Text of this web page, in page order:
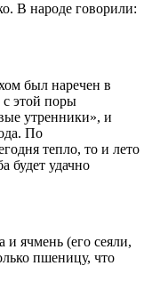
В народе говорили:
был наречен в
этой поры
утренники», и
По
тепло, то и лето
будет удачно
и ячмень (его сеяли,
пшеницу, что